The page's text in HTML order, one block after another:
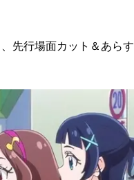
先行場面カット＆あらす